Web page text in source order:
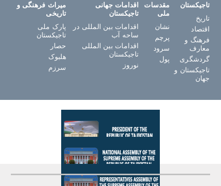
تاجیکستان
تاریخ
اقتصاد
فرهنگ و
معارف
گردشگری
تاجیکستان و
جهان
مقدسات
ملی
نشان
پرچم
سرود
پول
اقدامات جهانی
تاجیکستان
اقدامات بین المللی در
ساحه آب
اقدامات بین المللی
تاجیکستان
نوروز
میراث فرهنگی و
تاریخی
پارک ملی
تاجیکستان
حصار
هلبوک
سرزم